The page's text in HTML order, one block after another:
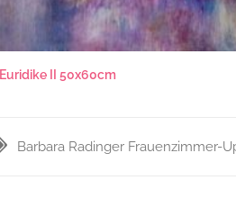
Euridike II 50x60cm
Barbara Radinger Frauenzimmer-